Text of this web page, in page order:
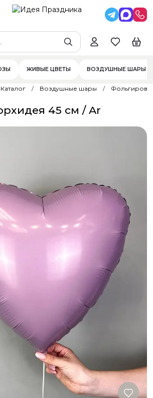
ЖИВЫЕ ЦВЕТЫ ВОЗДУШНЫЕ ШАРЫ
Каталог Воздушные шары
45 см / Ar